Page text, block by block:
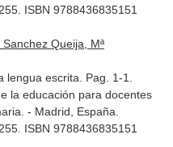
ISBN 9788436835151
Queija, Mª
lengua escrita. Pag. 1-1.
la educación para docentes
. - Madrid, España.
ISBN 9788436835151